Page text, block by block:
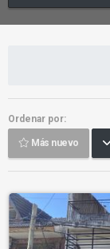
Ordenar por:
Más nuevo